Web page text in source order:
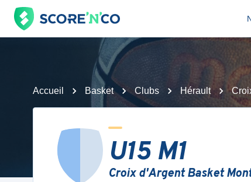
Accueil Basket Clubs Hérault
U15 M1
Croix d'Argent Basket